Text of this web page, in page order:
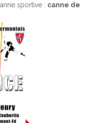
sportive : canne de